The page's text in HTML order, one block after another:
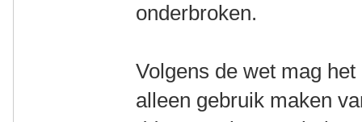
onderbroken.
Volgens de wet mag
alleen gebruik maken